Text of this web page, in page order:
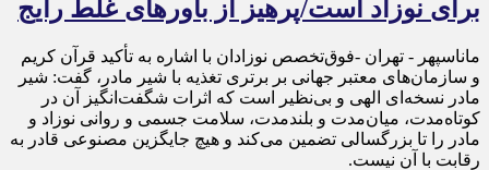
برای نوزاد است/پرهیز از باورهای غلط رایج
ماناسپهر - تهران -فوق‌تخصص نوزادان با اشاره به تأکید قرآن کریم
و سازمان‌های معتبر جهانی بر برتری تغذیه با شیر مادر، گفت: شیر
مادر نسخه‌ای الهی و بی‌نظیر است که اثرات شگفت‌انگیز آن در
کوتاه‌مدت، میان‌مدت و بلندمدت، سلامت جسمی و روانی نوزاد و
مادر را تا بزرگسالی تضمین می‌کند و هیچ جایگزین مصنوعی قادر به
رقابت با آن نیست.